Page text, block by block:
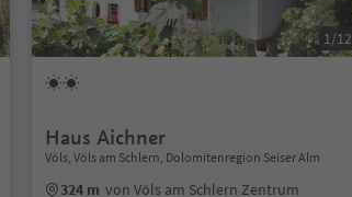
1/12
Haus Aichner
Völs, Völs am Schlern, Dolomitenregion Seiser Alm
324 m von Völs am Schlern Zentrum